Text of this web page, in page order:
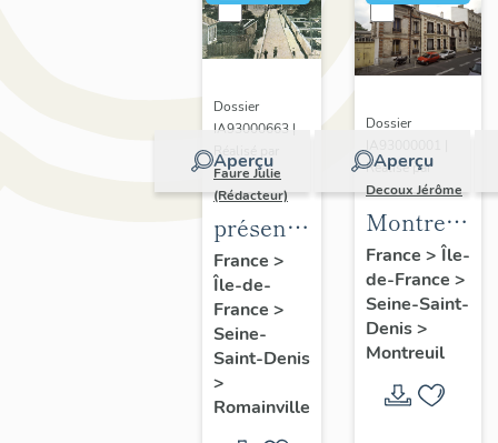
Aperçu
Dossier
IA93000663 |
Réalisé par
Faure Julie
(Rédacteur)
présentation
de
l'inventaire
de la
commune
de
Romainville
France >
Île-de-
France >
Seine-
Saint-Denis
>
Romainville
Aperçu
Dossier
Réalisé par
Decoux Jérôme
Montreuil
-
Patrimoine
industriel
-
générale
France > Île-
de-France >
Seine-Saint-
Denis>
Montreuil